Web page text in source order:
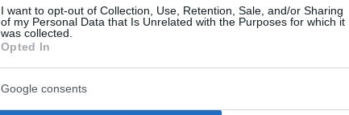
I want to opt-out of Collection, Use, Retention, Sale, and/or Sharing
of my Personal Data that Is Unrelated with the Purposes for which it
was collected.
Opted In
Google consents